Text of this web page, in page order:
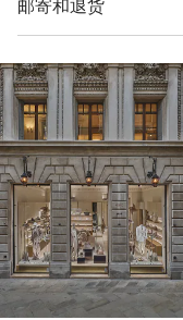
并可平整存放在非常小
邮寄和退货
我们所有服装的寄送
一般在5个工作日内送
输页面。
退货方式
我们很乐意为您免费
请参考退货页面。